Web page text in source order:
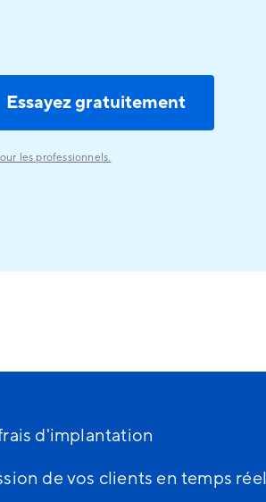
les professionnels.
d'implantation
de vos clients en temps réel